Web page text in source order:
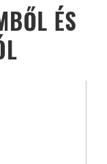
ÉS